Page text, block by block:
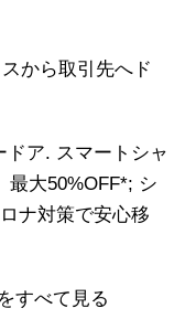
から取引先へド
ア. スマートシャ
最大50%OFF*; シ
ナ対策で安心移
すべて見る